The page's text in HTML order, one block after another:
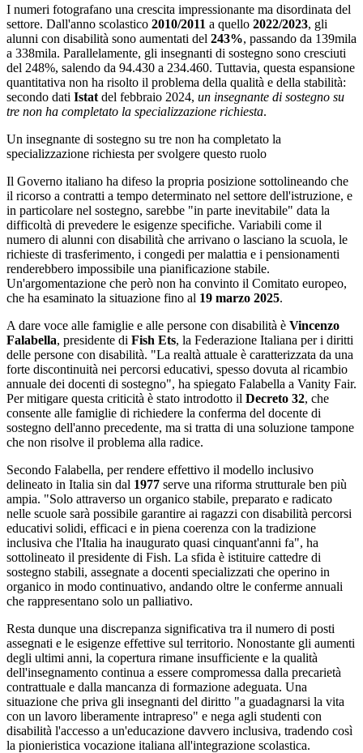
I numeri fotografano una crescita impressionante ma disordinata del
settore. Dall'anno scolastico 2010/2011 a quello 2022/2023, gli
alunni con disabilità sono aumentati del 243%, passando da 139mila
a 338mila. Parallelamente, gli insegnanti di sostegno sono cresciuti
del 248%, salendo da 94.430 a 234.460. Tuttavia, questa espansione
quantitativa non ha risolto il problema della qualità e della stabilità:
secondo dati Istat del febbraio 2024, un insegnante di sostegno su
tre non ha completato la specializzazione richiesta.
Un insegnante di sostegno su tre non ha completato la
specializzazione richiesta per svolgere questo ruolo
Il Governo italiano ha difeso la propria posizione sottolineando che
il ricorso a contratti a tempo determinato nel settore dell'istruzione, e
in particolare nel sostegno, sarebbe "in parte inevitabile" data la
difficoltà di prevedere le esigenze specifiche. Variabili come il
numero di alunni con disabilità che arrivano o lasciano la scuola, le
richieste di trasferimento, i congedi per malattia e i pensionamenti
renderebbero impossibile una pianificazione stabile.
Un'argomentazione che però non ha convinto il Comitato europeo,
che ha esaminato la situazione fino al 19 marzo 2025.
A dare voce alle famiglie e alle persone con disabilità è Vincenzo
Falabella, presidente di Fish Ets, la Federazione Italiana per i diritti
delle persone con disabilità. "La realtà attuale è caratterizzata da una
forte discontinuità nei percorsi educativi, spesso dovuta al ricambio
annuale dei docenti di sostegno", ha spiegato Falabella a Vanity Fair.
Per mitigare questa criticità è stato introdotto il Decreto 32, che
consente alle famiglie di richiedere la conferma del docente di
sostegno dell'anno precedente, ma si tratta di una soluzione tampone
che non risolve il problema alla radice.
Secondo Falabella, per rendere effettivo il modello inclusivo
delineato in Italia sin dal 1977 serve una riforma strutturale ben più
ampia. "Solo attraverso un organico stabile, preparato e radicato
nelle scuole sarà possibile garantire ai ragazzi con disabilità percorsi
educativi solidi, efficaci e in piena coerenza con la tradizione
inclusiva che l'Italia ha inaugurato quasi cinquant'anni fa", ha
sottolineato il presidente di Fish. La sfida è istituire cattedre di
sostegno stabili, assegnate a docenti specializzati che operino in
organico in modo continuativo, andando oltre le conferme annuali
che rappresentano solo un palliativo.
Resta dunque una discrepanza significativa tra il numero di posti
assegnati e le esigenze effettive sul territorio. Nonostante gli aumenti
degli ultimi anni, la copertura rimane insufficiente e la qualità
dell'insegnamento continua a essere compromessa dalla precarietà
contrattuale e dalla mancanza di formazione adeguata. Una
situazione che priva gli insegnanti del diritto "a guadagnarsi la vita
con un lavoro liberamente intrapreso" e nega agli studenti con
disabilità l'accesso a un'educazione davvero inclusiva, tradendo così
la pionieristica vocazione italiana all'integrazione scolastica.